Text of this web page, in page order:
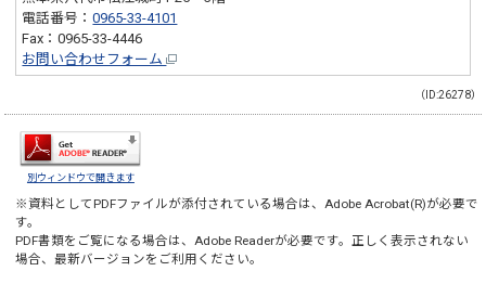
電話番号：0965-33-4101
Fax：0965-33-4446
お問い合わせフォーム
（ID:26278）
別ウィンドウで開きます
※資料としてPDFファイルが添付されている場合は、 Adobe Acrobat(R)が必要で
す。
PDF書類をご覧になる場合は、 Adobe Readerが必要です。正しく表示されない
場合、最新バージョンをご利用ください。